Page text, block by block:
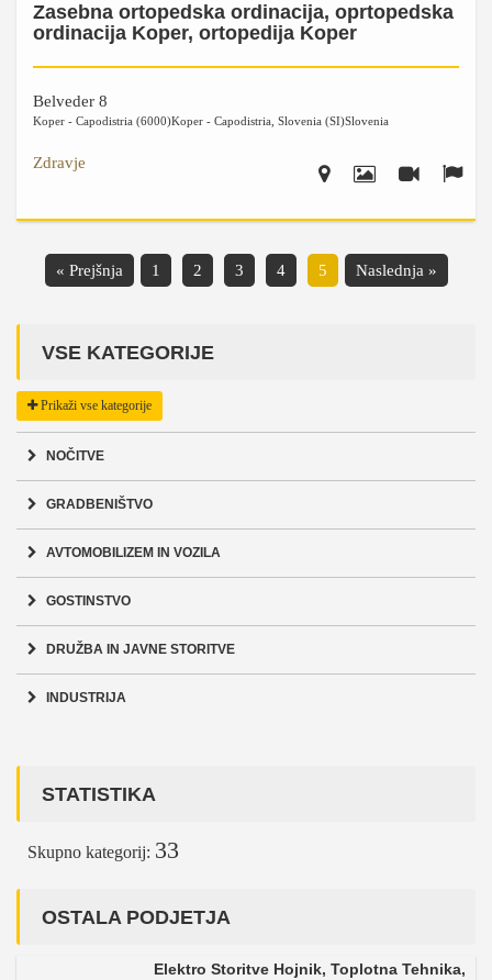
Zasebna ortopedska ordinacija, oprtopedska
ordinacija Koper, ortopedija Koper
Belveder 8
Koper - Capodistria (6000)Koper - Capodistria Slovenia (SI)Slovenia
Zdravje
« Prejšnja 1 2 3 4 5 Naslednja »
VSE KATEGORIJE
Prikaži vse kategorije
NOČITVE
GRADBENIŠTVO
AVTOMOBILIZEM IN VOZILA
GOSTINSTVO
DRUŽBA IN JAVNE STORITVE
INDUSTRIJA
STATISTIKA
Skupno kategorij: 33
OSTALA PODJETJA
Elektro Storitve Hojnik, Toplotna Tehnika,